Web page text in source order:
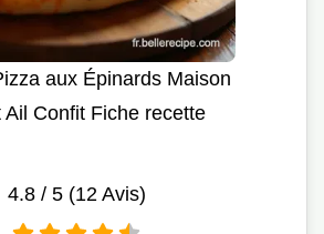
aux Épinards Maison
Ail Confit Fiche recette
4.8/ 5 (12Avis)